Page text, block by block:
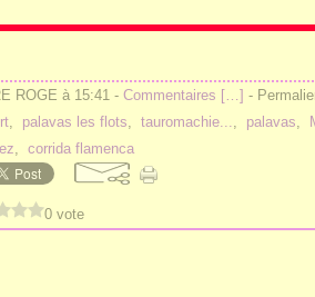
ROGE à 15:41 - Commentaires […] -
, palavas les flots, tauromachie..., palavas,
, corrida flamenca
0 vote